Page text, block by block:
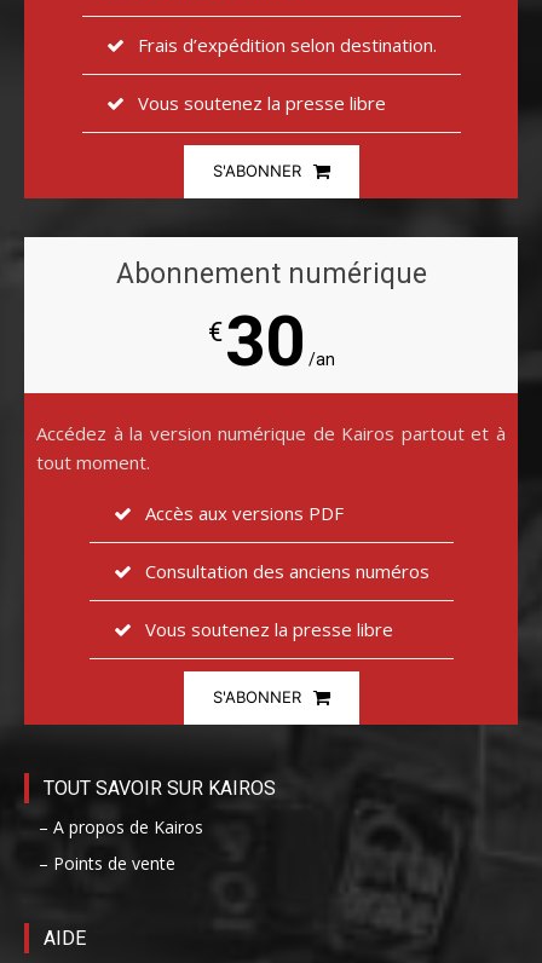
Frais d’expédition selon destination.
Vous soutenez la presse libre
S'ABONNER
Abonnement numérique
€30 /an
Accédez à la version numérique de Kairos partout et à
tout moment.
Accès aux versions PDF
Consultation des anciens numéros
Vous soutenez la presse libre
S'ABONNER
TOUT SAVOIR SUR KAIROS
– A propos de Kairos
– Points de vente
AIDE